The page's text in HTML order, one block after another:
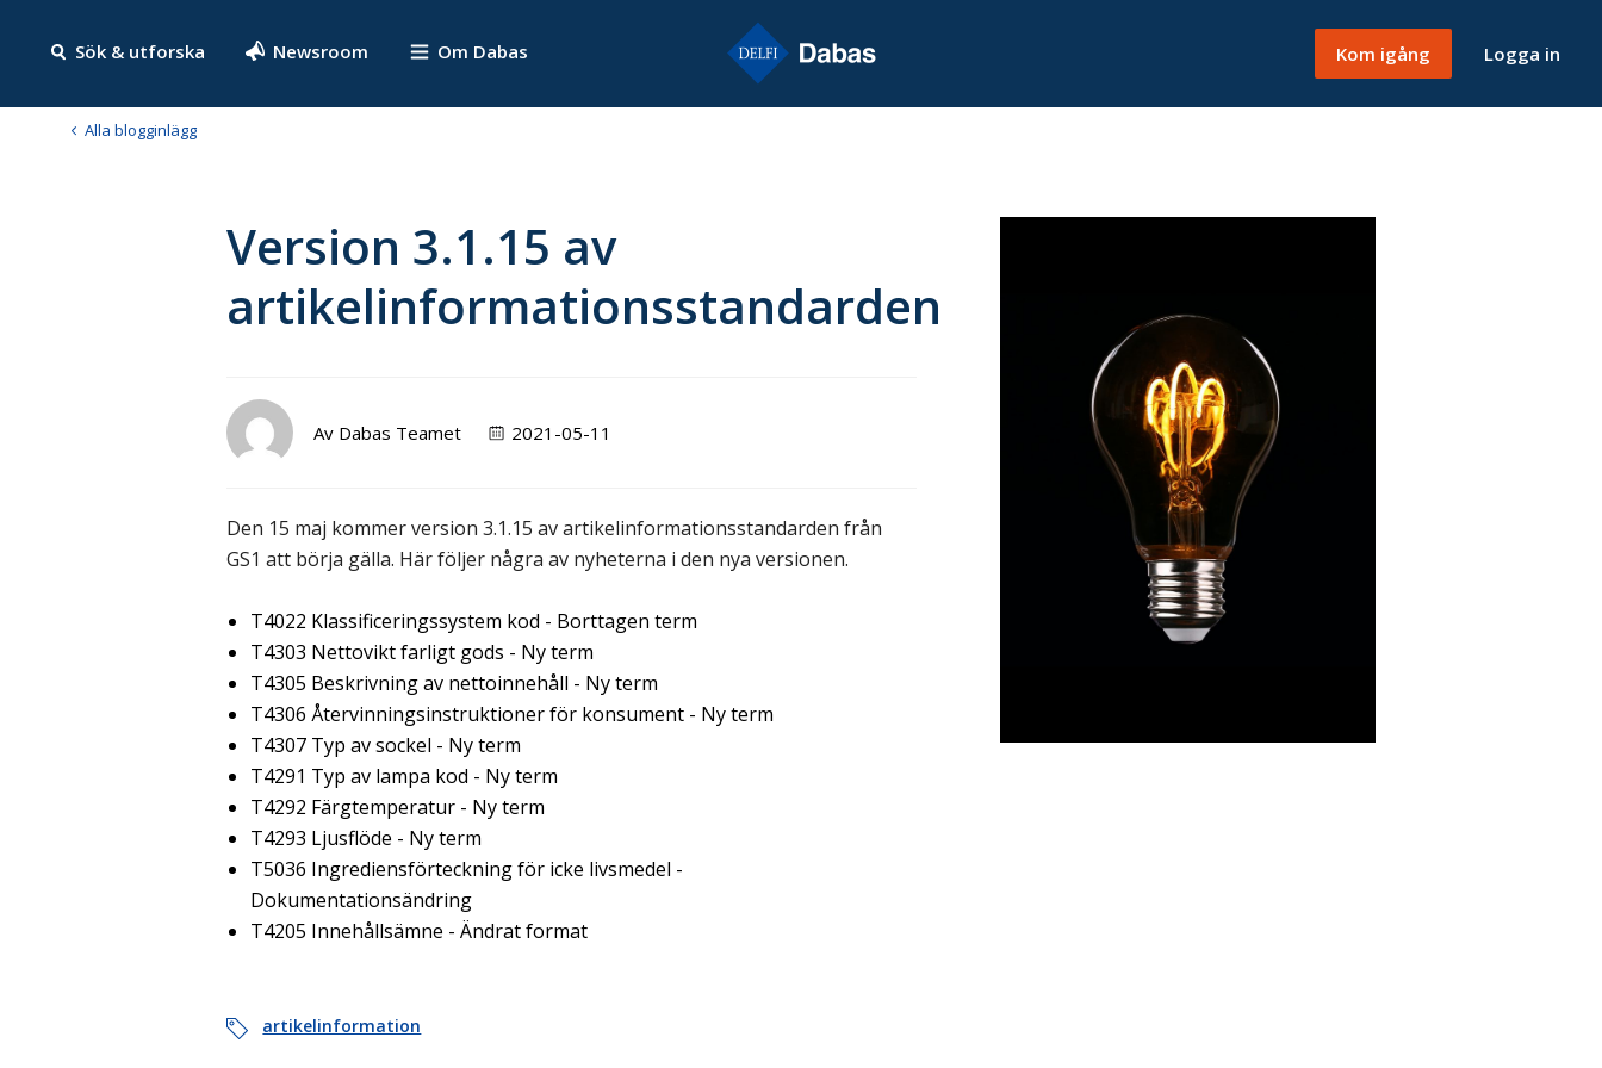
Sök & utforska Newsroom Om Dabas Kom igång Logga in
Alla blogginlägg
Version 3.1.15 av
artikelinformationsstandarden
Av Dabas Teamet 2021-05-11
Den 15 maj kommer version 3.1.15 av artikelinformationsstandarden från
GS1 att börja gälla. Här följer några av nyheterna i den nya versionen.
T4022 Klassificeringssystem kod - Borttagen term
T4303 Nettovikt farligt gods - Ny term
T4305 Beskrivning av nettoinnehåll - Ny term
T4306 Återvinningsinstruktioner för konsument - Ny term
T4307 Typ av sockel - Ny term
T4291 Typ av lampa kod - Ny term
T4292 Färgtemperatur - Ny term
T4293 Ljusflöde - Ny term
T5036 Ingrediensförteckning för icke livsmedel -
Dokumentationsändring
T4205 Innehållsämne - Ändrat format
artikelinformation